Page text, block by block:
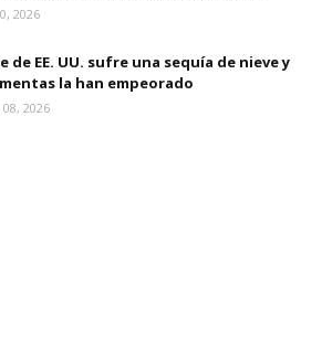
2026
de EE. UU. sufre una sequía de nieve y
la han empeorado
2026